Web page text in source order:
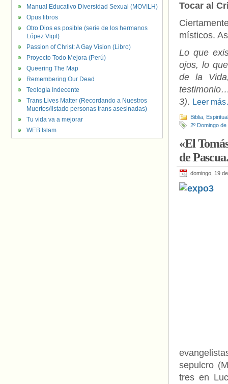
Tocar al
místicos.
Lo que
ojos, lo
de la
3). Leer
Biblia
2º Domingo
«El
de
domingo, 19
sepulcro
tres en
Manual Educativo Diversidad Sexual (MOVILH)
Opus libros
Otro Dios es posible (serie de los hermanos
López Vigil)
Passion of Christ: A Gay Vision (Libro)
Proyecto Todo Mejora (Perú)
Queering The Map
Remembering Our Dead
Teología Indecente
Trans Lives Matter (Recordando a Nuestros
Muertos/listado personas trans asesinadas)
Tu vida va a mejorar
WEB Islam